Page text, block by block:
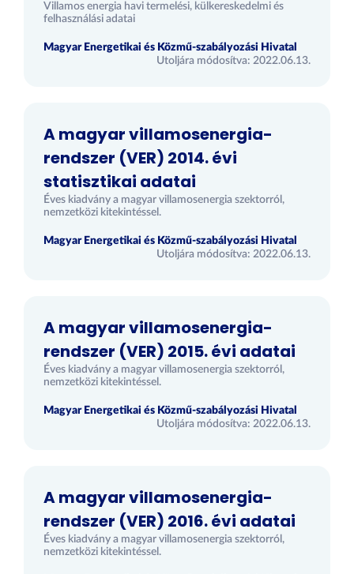
Villamos energia havi termelési, külkereskedelmi és
felhasználási adatai
Magyar Energetikai és Közmű-szabályozási Hivatal
Utoljára módosítva: 2022.06.13.
A magyar villamosenergia-
rendszer (VER) 2014. évi
statisztikai adatai
Éves kiadvány a magyar villamosenergia szektorról,
nemzetközi kitekintéssel.
Magyar Energetikai és Közmű-szabályozási Hivatal
Utoljára módosítva: 2022.06.13.
A magyar villamosenergia-
rendszer (VER) 2015. évi adatai
Éves kiadvány a magyar villamosenergia szektorról,
nemzetközi kitekintéssel.
Magyar Energetikai és Közmű-szabályozási Hivatal
Utoljára módosítva: 2022.06.13.
A magyar villamosenergia-
rendszer (VER) 2016. évi adatai
Éves kiadvány a magyar villamosenergia szektorról,
nemzetközi kitekintéssel.